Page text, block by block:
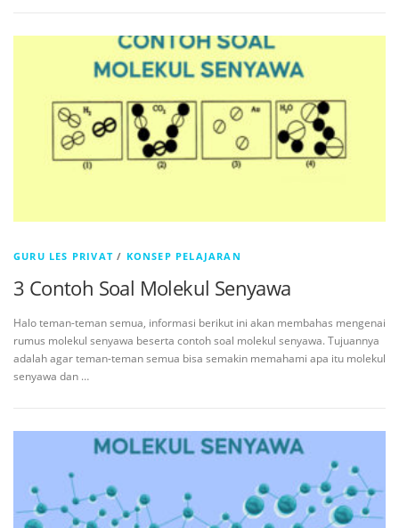
GURU LES PRIVAT / KONSEP PELAJARAN
3 Contoh Soal Molekul Senyawa
Halo teman-teman semua, informasi berikut ini akan membahas mengenai
rumus molekul senyawa beserta contoh soal molekul senyawa. Tujuannya
adalah agar teman-teman semua bisa semakin memahami apa itu molekul
senyawa dan …